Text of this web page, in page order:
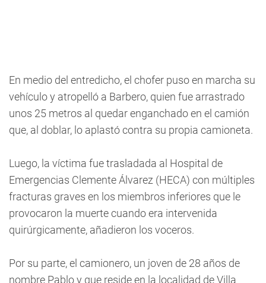
En medio del entredicho, el chofer puso en marcha su
vehículo y atropelló a Barbero, quien fue arrastrado
unos 25 metros al quedar enganchado en el camión
que, al doblar, lo aplastó contra su propia camioneta.
Luego, la víctima fue trasladada al Hospital de
Emergencias Clemente Álvarez (HECA) con múltiples
fracturas graves en los miembros inferiores que le
provocaron la muerte cuando era intervenida
quirúrgicamente, añadieron los voceros.
Por su parte, el camionero, un joven de 28 años de
nombre Pablo y que reside en la localidad de Villa